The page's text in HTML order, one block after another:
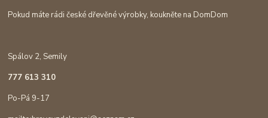
Pokud máte rádi české dřevěné výrobky, koukněte na DomDom
Spálov 2, Semily
777 613 310
Po-Pá 9-17